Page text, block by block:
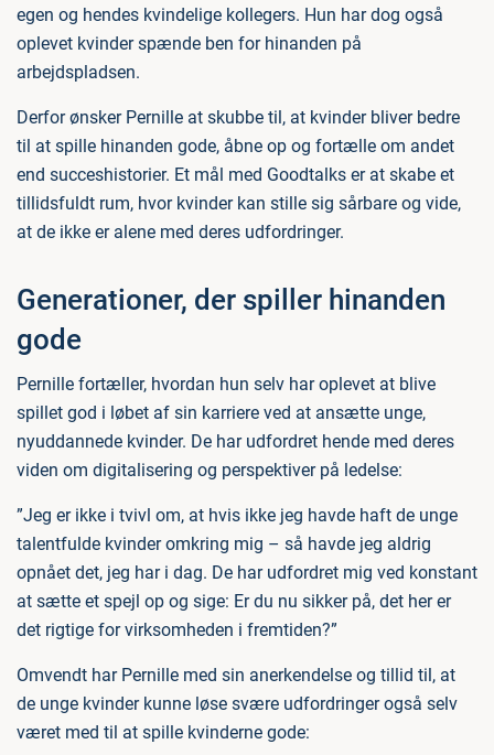
egen og hendes kvindelige kollegers. Hun har dog også
oplevet kvinder spænde ben for hinanden på
arbejdspladsen.
Derfor ønsker Pernille at skubbe til, at kvinder bliver bedre
til at spille hinanden gode, åbne op og fortælle om andet
end succeshistorier. Et mål med Goodtalks er at skabe et
tillidsfuldt rum, hvor kvinder kan stille sig sårbare og vide,
at de ikke er alene med deres udfordringer.
Generationer, der spiller hinanden
gode
Pernille fortæller, hvordan hun selv har oplevet at blive
spillet god i løbet af sin karriere ved at ansætte unge,
nyuddannede kvinder. De har udfordret hende med deres
viden om digitalisering og perspektiver på ledelse:
”Jeg er ikke i tvivl om, at hvis ikke jeg havde haft de unge
talentfulde kvinder omkring mig – så havde jeg aldrig
opnået det, jeg har i dag. De har udfordret mig ved konstant
at sætte et spejl op og sige: Er du nu sikker på, det her er
det rigtige for virksomheden i fremtiden?”
Omvendt har Pernille med sin anerkendelse og tillid til, at
de unge kvinder kunne løse svære udfordringer også selv
været med til at spille kvinderne gode: